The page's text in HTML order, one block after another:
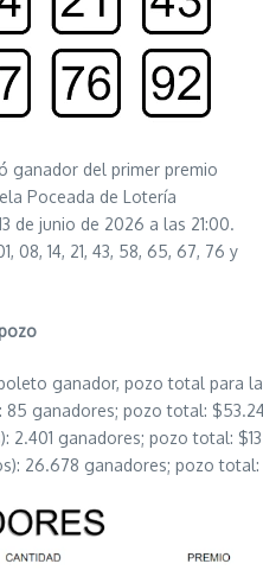
ganador del primer premio
Poceada de Lotería
de junio de 2026 a las 21:00.
08, 14, 21, 43, 58, 65, 67, 76 y
ganador, pozo total para
85 ganadores; pozo total:
2.401 ganadores; pozo total:
26.678 ganadores; pozo